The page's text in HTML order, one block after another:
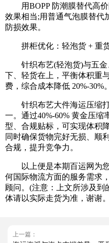
用BOPP 防潮膜替代高价
效果相当;用普通气泡膜替代
防损效果。
拼柜优化：轻泡货 + 重
针织布艺(轻泡货)与五金
下、轻货在上，平衡体积重
费，综合成本降低 20%-30%。
针织布艺大件海运压缩打
一。通过40%-60% 黄金压
型、合规贴标，可实现体积
同时确保货物完好无损、顺
合规，提升竞争力。
以上便是本期百运网为您
何国际物流方面的服务需求
顾问。(注意：上文所涉及
体请以实际走货为准，谢谢
上一篇：